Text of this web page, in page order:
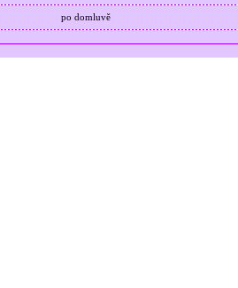
po domluvě